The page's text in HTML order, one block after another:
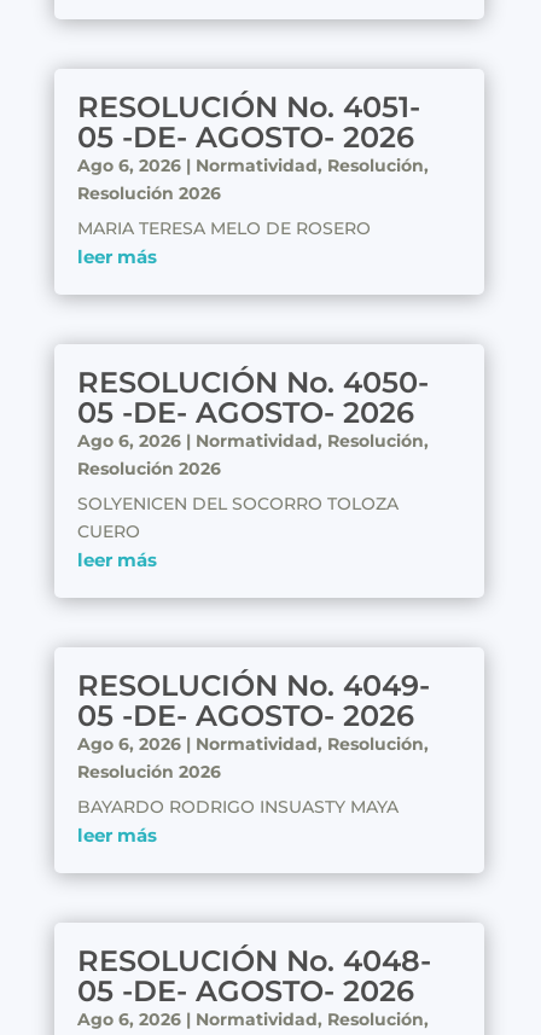
RESOLUCIÓN No. 4051-
05 -DE- AGOSTO- 2026
Ago 6, 2026| Normatividad, Resolución,
Resolución 2026
MARIA TERESA MELO DE ROSERO
leer más
RESOLUCIÓN No. 4050-
05 -DE- AGOSTO- 2026
Ago 6, 2026| Normatividad, Resolución,
Resolución 2026
SOLYENICEN DEL SOCORRO TOLOZA
CUERO
leer más
RESOLUCIÓN No. 4049-
05 -DE- AGOSTO- 2026
Ago 6, 2026| Normatividad, Resolución,
Resolución 2026
BAYARDO RODRIGO INSUASTY MAYA
leer más
RESOLUCIÓN No. 4048-
05 -DE- AGOSTO- 2026
Ago 6, 2026| Normatividad, Resolución,